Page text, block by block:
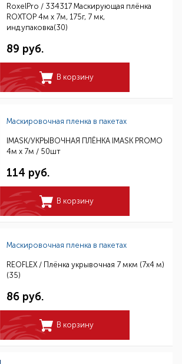
RoxelPro / 334317 Маскирующая плёнка
ROXTOP 4м х 7м, 175г, 7 мк,
инд.упаковка(30)
89 руб.
В корзину
Маскировочная пленка в пакетах
IMASK/УКРЫВОЧНАЯ ПЛЁНКА IMASK PROMO
4м x 7м / 50шт
114 руб.
В корзину
Маскировочная пленка в пакетах
REOFLEX / Плёнка укрывочная 7 мкм (7x4 м)
(35)
86 руб.
В корзину